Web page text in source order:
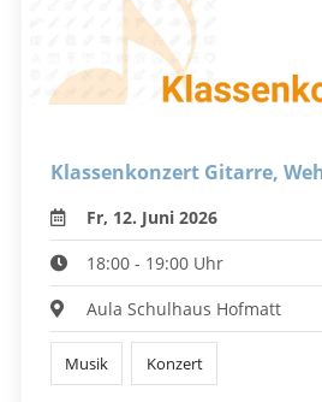
Klassenkonzert Gitarre,
Fr, 12. Juni 2026
18:00 - 19:00 Uhr
Aula Schulhaus Hofmatt
Musik Konzert